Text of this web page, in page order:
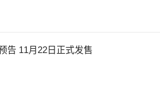
告 11月22日正式发售